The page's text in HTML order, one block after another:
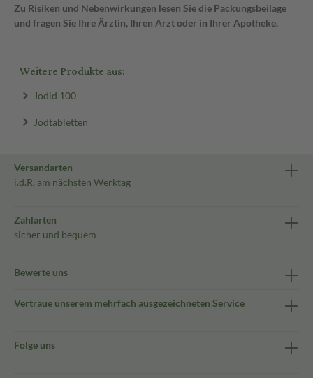
Zu Risiken und Nebenwirkungen lesen Sie die Packungsbeilage
und fragen Sie Ihre Ärztin, Ihren Arzt oder in Ihrer Apotheke.
Weitere Produkte aus:
Jodid 100
Jodtabletten
Versandarten
i.d.R. am nächsten Werktag
Zahlarten
sicher und bequem
Bewerte uns
Vertraue unserem mehrfach ausgezeichneten Service
Folge uns